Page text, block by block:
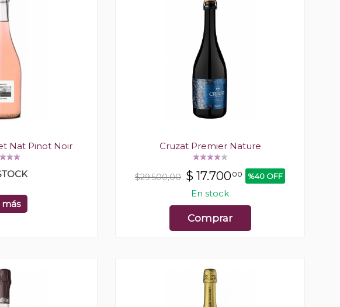
Nat Pinot Noir
más
Cruzat Premier Nature
$29.500,00 $ 17.70000 %40 OFF
En stock
Comprar